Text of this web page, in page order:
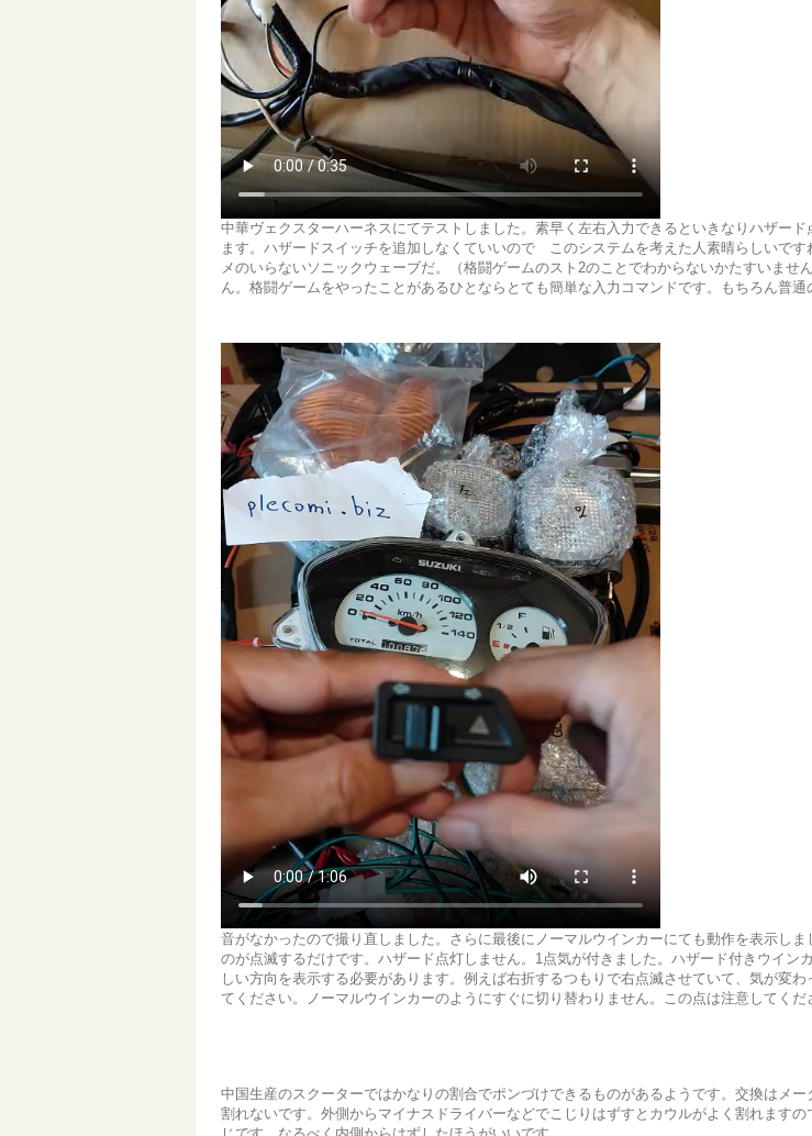
中華ヴェクスターハーネスにてテストしました。素早く左右入力できるといきなりハザー
ます。ハザードスイッチを追加しなくていいので このシステムを考えた人素晴らしいで
メのいらないソニックウェーブだ。（格闘ゲームのスト2のことでわからないかたすいま
ん。格闘ゲームをやったことがあるひとならとても簡単な入力コマンドです。もちろん普通
音がなかったので撮り直しました。さらに最後にノーマルウインカーにても動作を表示し
のが点滅するだけです。ハザード点灯しません。1点気が付きました。ハザード付きウイ
しい方向を表示する必要があります。例えば右折するつもりで右点滅させていて、気が
てください。ノーマルウインカーのようにすぐに切り替わりません。この点は注意してくだ
中国生産のスクーターではかなりの割合でポンづけできるものがあるようです。交換はメ
割れないです。外側からマイナスドライバーなどでこじりはずすとカウルがよく割れます